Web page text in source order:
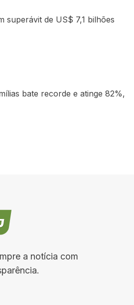
superávit de US$ 7,1 bilhões
bate recorde e atinge 82%,
a notícia com